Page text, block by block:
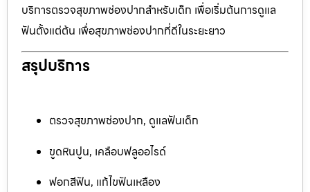
บริการตรวจสุขภาพช่องปากสำหรับเด็ก เพื่อเริ่มต้นการดูแล
ฟันตั้งแต่ต้น เพื่อสุขภาพช่องปากที่ดีในระยะยาว
สรุปบริการ
ตรวจสุขภาพช่องปาก, ดูแลฟันเด็ก
ขูดหินปูน, เคลือบฟลูออไรด์
ฟอกสีฟัน, แก้ไขฟันเหลือง